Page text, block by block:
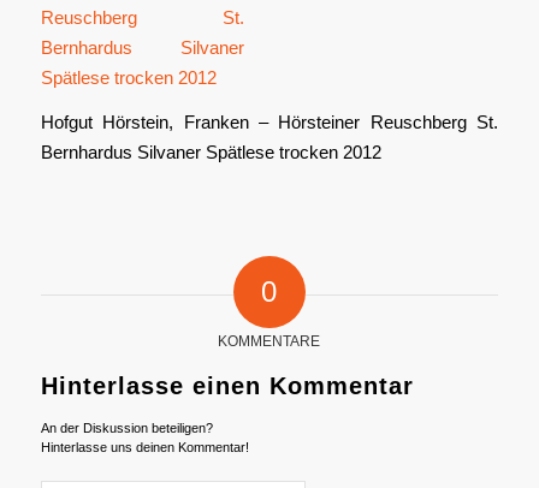
Hofgut Hörstein, Franken – Hörsteiner Reuschberg St.
Bernhardus Silvaner Spätlese trocken 2012
0
KOMMENTARE
Hinterlasse einen Kommentar
An der Diskussion beteiligen?
Hinterlasse uns deinen Kommentar!